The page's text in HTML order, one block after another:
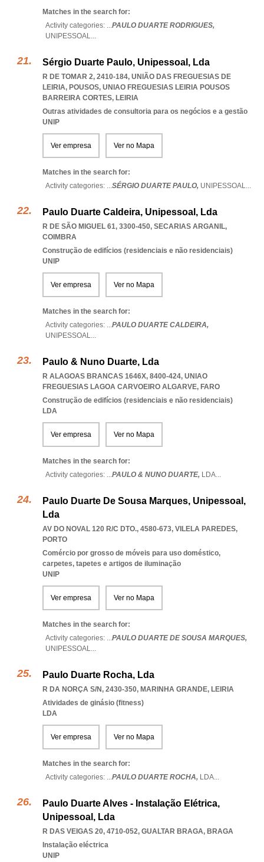
Matches in the search for:
Activity categories: ...PAULO DUARTE RODRIGUES,
UNIPESSOAL...
Sérgio Duarte Paulo, Unipessoal, Lda
R DE TOMAR 2, 2410-184, UNIÃO DAS FREGUESIAS DE
LEIRIA, POUSOS, UNIAO FREGUESIAS LEIRIA POUSOS
BARREIRA CORTES, LEIRIA
Outras atividades de consultoria para os negócios e a gestão
UNIP
Ver empresa Ver no Mapa
Matches in the search for:
Activity categories: ...SÉRGIO DUARTE PAULO, UNIPESSOAL...
Paulo Duarte Caldeira, Unipessoal, Lda
R DE SÃO MIGUEL 61, 3300-450, SECARIAS ARGANIL,
COIMBRA
Construção de edifícios (residenciais e não residenciais)
UNIP
Ver empresa Ver no Mapa
Matches in the search for:
Activity categories: ...PAULO DUARTE CALDEIRA,
UNIPESSOAL...
Paulo & Nuno Duarte, Lda
R ALAGOAS BRANCAS 1646X, 8400-424, UNIAO
FREGUESIAS LAGOA CARVOEIRO ALGARVE, FARO
Construção de edifícios (residenciais e não residenciais)
LDA
Ver empresa Ver no Mapa
Matches in the search for:
Activity categories: ...PAULO & NUNO DUARTE, LDA...
Paulo Duarte De Sousa Marques, Unipessoal,
Lda
AV DO NOVAL 120 R/C DTO., 4580-673, VILELA PAREDES,
PORTO
Comércio por grosso de móveis para uso doméstico,
carpetes, tapetes e artigos de iluminação
UNIP
Ver empresa Ver no Mapa
Matches in the search for:
Activity categories: ...PAULO DUARTE DE SOUSA MARQUES,
UNIPESSOAL...
Paulo Duarte Rocha, Lda
R DA NORÇA S/N, 2430-350, MARINHA GRANDE, LEIRIA
Atividades de ginásio (fitness)
LDA
Ver empresa Ver no Mapa
Matches in the search for:
Activity categories: ...PAULO DUARTE ROCHA, LDA...
Paulo Duarte Alves - Instalação Elétrica,
Unipessoal, Lda
R DAS VEIGAS 20, 4710-052, GUALTAR BRAGA, BRAGA
Instalação eléctrica
UNIP